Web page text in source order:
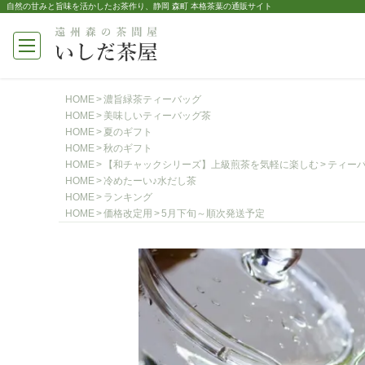
自然の甘みと旨味を活かしたお茶作り、静岡 森町 本格茶葉の通販サイト
HOME
濃旨緑茶ティーバッグ
HOME
美味しいティーバッグ茶
HOME
夏のギフト
HOME
秋のギフト
HOME
【和チャックシリーズ】上級煎茶を気軽に楽しむ
ティー
HOME
冷めたーい♪水だし茶
HOME
ランキング
HOME
価格改定用 5月下旬～順次発送予定